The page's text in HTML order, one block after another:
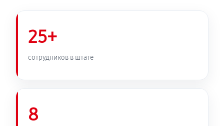
25+
сотрудников в штате
8